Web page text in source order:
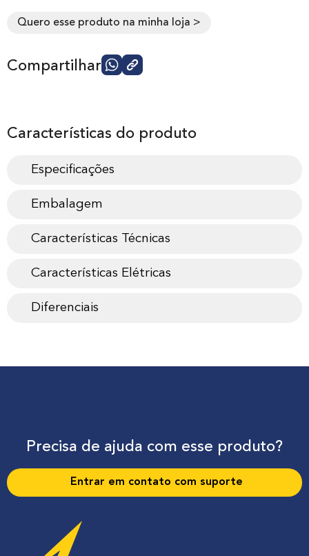
Quero esse produto na minha loja >
Compartilhar
Características do produto
Especificações
Embalagem
Características Técnicas
Características Elétricas
Diferenciais
Precisa de ajuda com esse produto?
Entrar em contato com suporte